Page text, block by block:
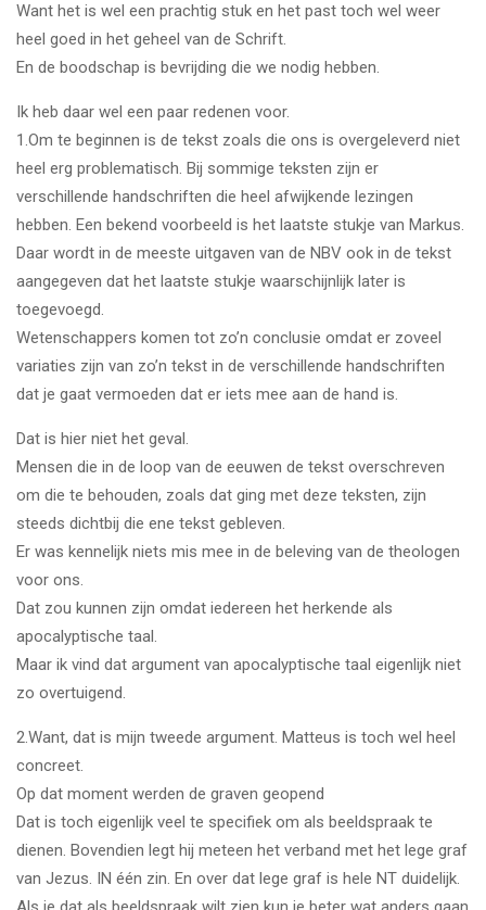
Want het is wel een prachtig stuk en het past toch wel weer
heel goed in het geheel van de Schrift.
En de boodschap is bevrijding die we nodig hebben.
Ik heb daar wel een paar redenen voor.
1.Om te beginnen is de tekst zoals die ons is overgeleverd niet
heel erg problematisch. Bij sommige teksten zijn er
verschillende handschriften die heel afwijkende lezingen
hebben. Een bekend voorbeeld is het laatste stukje van Markus.
Daar wordt in de meeste uitgaven van de NBV ook in de tekst
aangegeven dat het laatste stukje waarschijnlijk later is
toegevoegd.
Wetenschappers komen tot zo’n conclusie omdat er zoveel
variaties zijn van zo’n tekst in de verschillende handschriften
dat je gaat vermoeden dat er iets mee aan de hand is.
Dat is hier niet het geval.
Mensen die in de loop van de eeuwen de tekst overschreven
om die te behouden, zoals dat ging met deze teksten, zijn
steeds dichtbij die ene tekst gebleven.
Er was kennelijk niets mis mee in de beleving van de theologen
voor ons.
Dat zou kunnen zijn omdat iedereen het herkende als
apocalyptische taal.
Maar ik vind dat argument van apocalyptische taal eigenlijk niet
zo overtuigend.
2.Want, dat is mijn tweede argument. Matteus is toch wel heel
concreet.
Op dat moment werden de graven geopend
Dat is toch eigenlijk veel te specifiek om als beeldspraak te
dienen. Bovendien legt hij meteen het verband met het lege graf
van Jezus. IN één zin. En over dat lege graf is hele NT duidelijk.